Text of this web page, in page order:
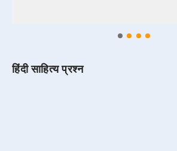
हिंदी साहित्य प्रश्न